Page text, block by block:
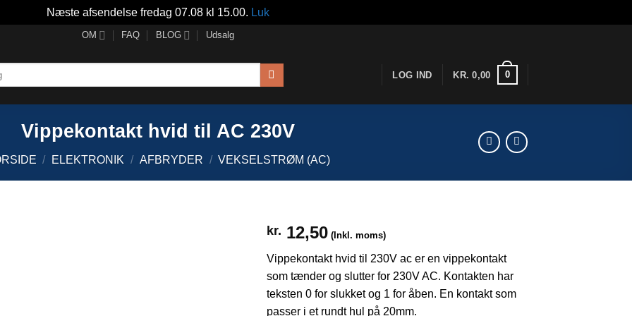
Næste afsendelse fredag 07.08 kl 15.00. Luk
OM FAQ BLOG Udsalg
LOG IND KR. 0,00 0
Vippekontakt hvid til AC 230V
/ ELEKTRONIK / AFBRYDER / VEKSELSTRØM (AC)
kr. 12,50 (Inkl. moms)
Vippekontakt hvid til 230V ac er en vippekontakt
som tænder og slutter for 230V AC. Kontakten har
teksten 0 for slukket og 1 for åben. En kontakt som
passer i et rundt hul på 20mm.